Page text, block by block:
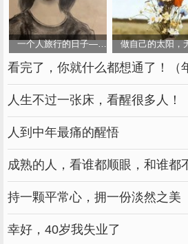
一个人旅行的日子——（重庆）做自己的太阳，
看完了，你就什么都想通了！（
人生不过一张床，看醒很多人！
人到中年最痛的醒悟
成熟的人，看谁都顺眼，和谁都
持一颗平常心，拥一份淡然之美
幸好，40岁我失业了